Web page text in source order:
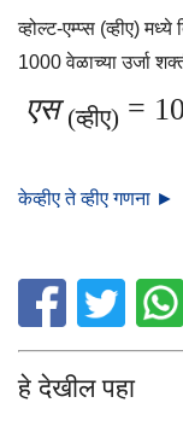
व्होल्ट-एम्प्स (व्हीए)
1000 वेळाच्या उर्जा
एस(व्हीए) =
केव्हीए ते व्हीए गणना ►
हे देखील पहा